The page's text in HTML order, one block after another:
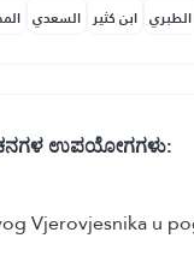
السعدي ابن كثير الطبري
ಉಪಯೋಗಗಳು:
Vjerovjesnika u